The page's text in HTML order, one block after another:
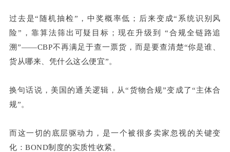
过去是“随机抽检”，中奖概率低；后来变成“系统识别风
险”，靠算法筛出可疑目标；现在升级到 “合规全链路追
溯”——CBP不再满足于查一票货，而是要查清楚“你是谁、
货从哪来、凭什么这么便宜”。
换句话说，美国的通关逻辑，从“货物合规”变成了“主体合
规”。
而这一切的底层驱动力，是一个被很多卖家忽视的关键变
化：BOND制度的实质性收紧。